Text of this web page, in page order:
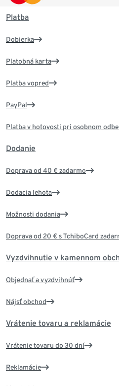
Platba
Dobierka
Platobná karta
Platba vopred
PayPal
Platba v hotovosti pri osobnom
Dodanie
Doprava od 40 € zadarmo
Dodacia lehota
Možnosti dodania
Doprava od 20 € s TchiboCard
Vyzdvihnutie v kamennom
Objednať a vyzdvihnúť
Nájsť obchod
Vrátenie tovaru a reklamácie
Vrátenie tovaru do 30 dní
Reklamácie